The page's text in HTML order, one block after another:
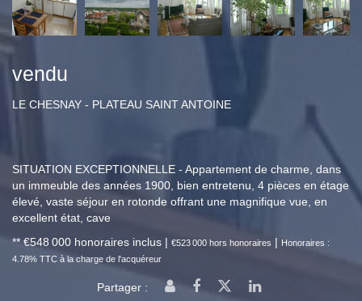
vendu
LE CHESNAY - PLATEAU SAINT ANTOINE
SITUATION EXCEPTIONNELLE - Appartement de charme, dans
un immeuble des années 1900, bien entretenu, 4 pièces en étage
élevé, vaste séjour en rotonde offrant une magnifique vue, en
excellent état, cave
** €548 000 honoraires inclus | €523 000 hors honoraires | Honoraires :
4.78% TTC à la charge de l'acquéreur
Partager :